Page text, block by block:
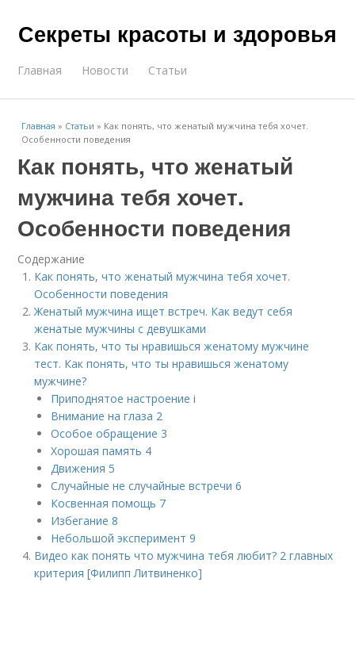
Секреты красоты и здоровья
Главная Новости Статьи
Главная » Статьи » Как понять, что женатый мужчина тебя хочет.
Особенности поведения
Как понять, что женатый
мужчина тебя хочет.
Особенности поведения
Содержание
Как понять, что женатый мужчина тебя хочет.
Особенности поведения
Женатый мужчина ищет встреч. Как ведут себя
женатые мужчины с девушками
Как понять, что ты нравишься женатому мужчине
тест. Как понять, что ты нравишься женатому
мужчине?
Приподнятое настроение i
Внимание на глаза 2
Особое обращение 3
Хорошая память 4
Движения 5
Случайные не случайные встречи 6
Косвенная помощь 7
Избегание 8
Небольшой эксперимент 9
Видео как понять что мужчина тебя любит? 2 главных
критерия [Филипп Литвиненко]